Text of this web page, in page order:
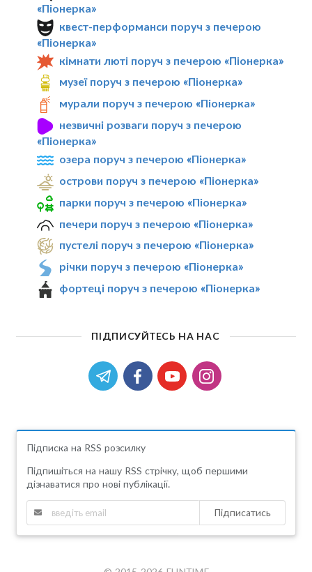
«Піонерка»
квест-перформанси поруч з печерою
«Піонерка»
кімнати люті поруч з печерою «Піонерка»
музеї поруч з печерою «Піонерка»
мурали поруч з печерою «Піонерка»
незвичні розваги поруч з печерою
«Піонерка»
озера поруч з печерою «Піонерка»
острови поруч з печерою «Піонерка»
парки поруч з печерою «Піонерка»
печери поруч з печерою «Піонерка»
пустелі поруч з печерою «Піонерка»
річки поруч з печерою «Піонерка»
фортеці поруч з печерою «Піонерка»
ПІДПИСУЙТЕСЬ НА НАС
Підписка на RSS розсилку
Підпишіться на нашу RSS стрічку, щоб першими
дізнаватися про нові публікації.
Підписатись